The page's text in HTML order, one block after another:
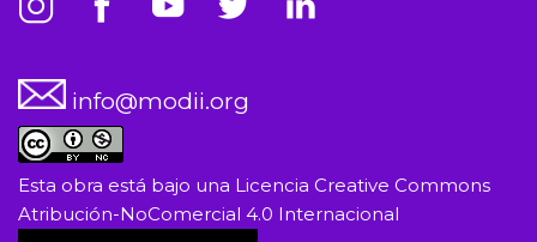
info@modii.org
Esta obra está bajo una Licencia Creative Commons
Atribución-NoComercial 4.0 Internacional